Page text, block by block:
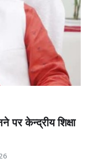
पर केन्द्रीय शिक्षा